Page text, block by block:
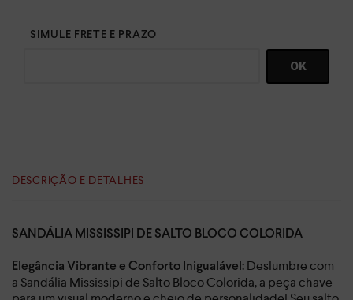
DESCRIÇÃO E DETALHES
SANDÁLIA MISSISSIPI DE SALTO BLOCO COLORIDA
Elegância Vibrante e Conforto Inigualável: Deslumbre com
a Sandália Mississipi de Salto Bloco Colorida, a peça chave